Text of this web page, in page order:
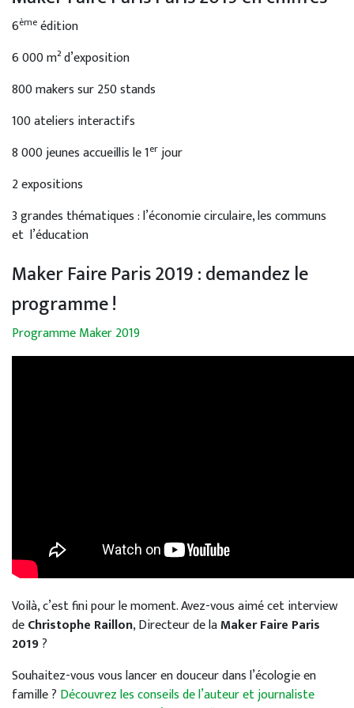
6ème édition
6 000 m² d’exposition
800 makers sur 250 stands
100 ateliers interactifs
8 000 jeunes accueillis le 1er jour
2 expositions
3 grandes thématiques : l’économie circulaire, les communs
et l’éducation
Maker Faire Paris 2019 : demandez le
programme !
Programme Maker 2019
Voilà, c’est fini pour le moment. Avez-vous aimé cet interview
deChristophe Raillon, Directeur de laMaker Faire Paris
2019?
Souhaitez-vous vous lancer en douceur dans l’écologie en
famille ? Découvrez les conseils de l’auteur et journaliste